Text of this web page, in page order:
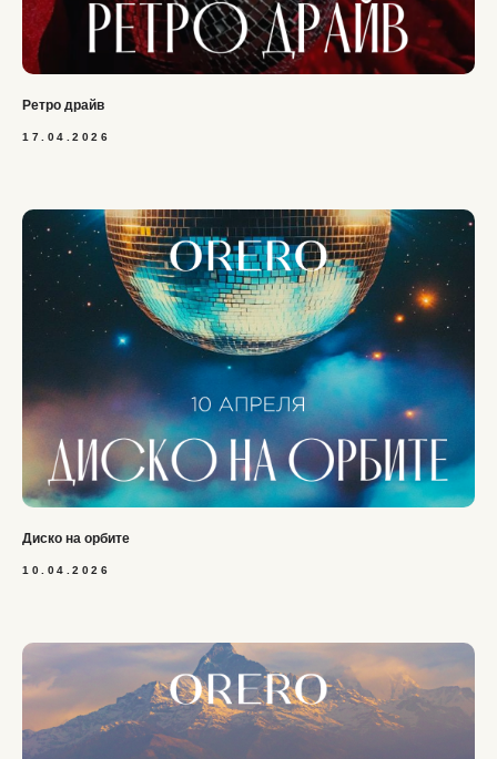
Ретро драйв
17.04.2026
Диско на орбите
10.04.2026